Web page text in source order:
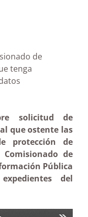
de
tenga
solicitud de
que ostente las
protección de
de
Pública
del